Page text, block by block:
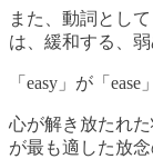
また、動詞とし
は、緩和する、
「easy」が「
心が解き放たれた
が最も適した放